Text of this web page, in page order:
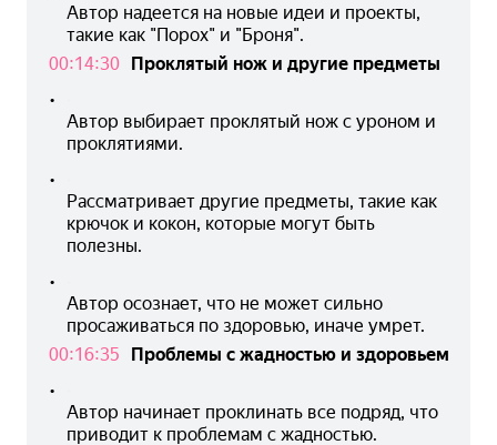
Автор надеется на новые идеи и проекты,
такие как "Порох" и "Броня".
00:14:30
Проклятый нож и другие предметы
Автор выбирает проклятый нож с уроном и
проклятиями.
Рассматривает другие предметы, такие как
крючок и кокон, которые могут быть
полезны.
Автор осознает, что не может сильно
просаживаться по здоровью, иначе умрет.
00:16:35
Проблемы с жадностью и здоровьем
Автор начинает проклинать все подряд, что
приводит к проблемам с жадностью.